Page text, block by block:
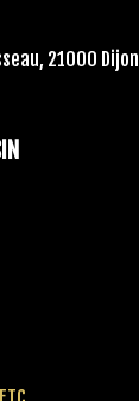
21000 Dijon